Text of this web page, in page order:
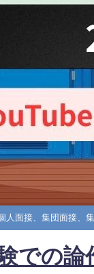
人面接、集団面接、
での論